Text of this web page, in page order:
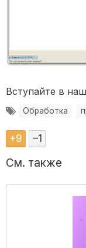
Вступайте в
Обработка
+9 –1
См. также